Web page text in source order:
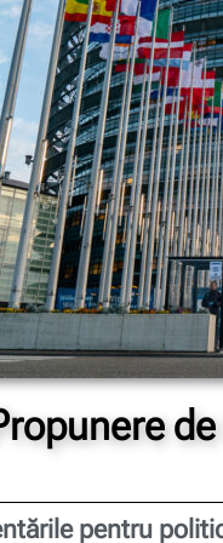
pentru